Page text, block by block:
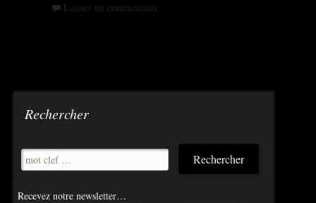
Laisser un commentaire
Rechercher
Recevez notre newsletter…